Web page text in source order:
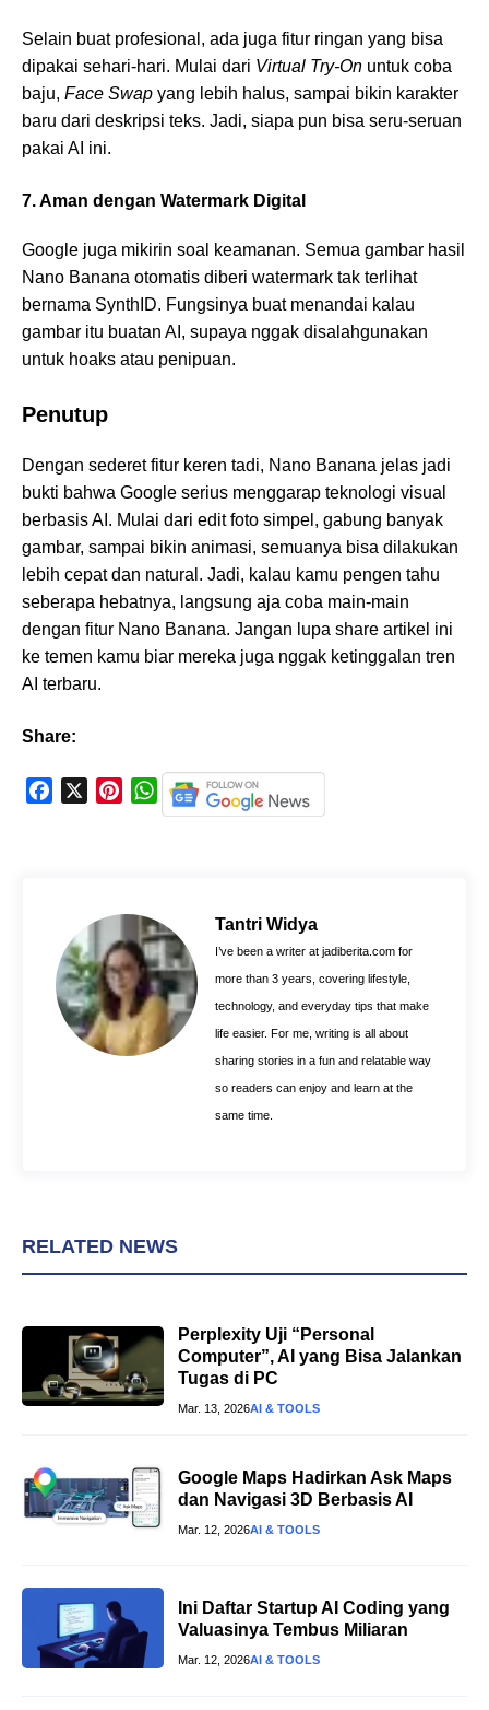
Selain buat profesional, ada juga fitur ringan yang bisa
dipakai sehari-hari. Mulai dari Virtual Try-On untuk coba
baju, Face Swap yang lebih halus, sampai bikin karakter
baru dari deskripsi teks. Jadi, siapa pun bisa seru-seruan
pakai AI ini.
7. Aman dengan Watermark Digital
Google juga mikirin soal keamanan. Semua gambar hasil
Nano Banana otomatis diberi watermark tak terlihat
bernama SynthID. Fungsinya buat menandai kalau
gambar itu buatan AI, supaya nggak disalahgunakan
untuk hoaks atau penipuan.
Penutup
Dengan sederet fitur keren tadi, Nano Banana jelas jadi
bukti bahwa Google serius menggarap teknologi visual
berbasis AI. Mulai dari edit foto simpel, gabung banyak
gambar, sampai bikin animasi, semuanya bisa dilakukan
lebih cepat dan natural. Jadi, kalau kamu pengen tahu
seberapa hebatnya, langsung aja coba main-main
dengan fitur Nano Banana. Jangan lupa share artikel ini
ke temen kamu biar mereka juga nggak ketinggalan tren
AI terbaru.
Share:
k
e
s
t
W
h
A
p
p
Tantri Widya
I’ve been a writer at jadiberita.com for
more than 3 years, covering lifestyle,
technology, and everyday tips that make
life easier. For me, writing is all about
sharing stories in a fun and relatable way
so readers can enjoy and learn at the
same time.
RELATED NEWS
Perplexity Uji “Personal
Computer”, AI yang Bisa Jalankan
Tugas di PC
Mar. 13, 2026AI & TOOLS
Google Maps Hadirkan Ask Maps
dan Navigasi 3D Berbasis AI
Mar. 12, 2026AI & TOOLS
Ini Daftar Startup AI Coding yang
Valuasinya Tembus Miliaran
Mar. 12, 2026AI & TOOLS